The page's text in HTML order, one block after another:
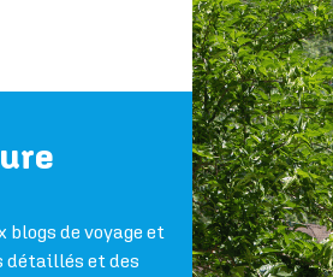
blogs de voyage et
détaillés et des